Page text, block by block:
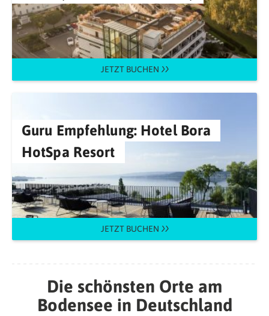
JETZT BUCHEN
Guru Empfehlung: Hotel Bora
HotSpa Resort
JETZT BUCHEN
Die schönsten Orte am
Bodensee in Deutschland